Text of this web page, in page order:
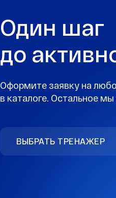
Один шаг
до
Оформите заявку на
в каталоге. Остальное
ВЫБРАТЬ ТРЕНАЖЕР